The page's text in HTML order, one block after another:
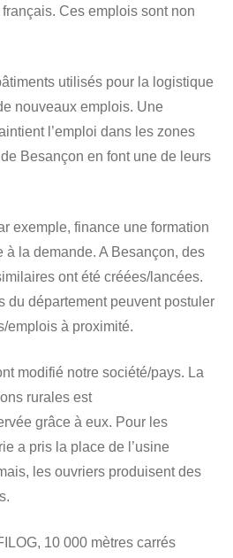
Ces emplois sont non
utilisés pour la logistique
nouveaux emplois. Une
l’emploi dans les zones
Besançon en font une de leurs
exemple, finance une formation
à la demande. A Besançon, des
ont été créées/lancées.
du département peuvent postuler
emplois à proximité.
modifié notre société/pays. La
rurales est
grâce à eux. Pour les
a pris la place de l’usine
les ouvriers produisent des
10 000 mètres carrés